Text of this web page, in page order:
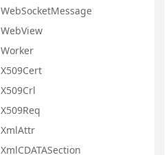
WebSocketMessage
WebView
Worker
X509Cert
X509Crl
X509Req
XmlAttr
XmlCDATASection